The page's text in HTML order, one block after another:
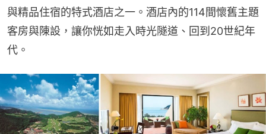
與精品住宿的特式酒店之一。酒店內的114間懷舊主題
客房與陳設，讓你恍如走入時光隧道、回到20世紀年
代。